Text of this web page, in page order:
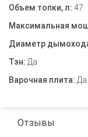
Объем топки, л: 47
Максимальная
Диаметр
Тэн: Да
Варочная плита: Да
Отзывы